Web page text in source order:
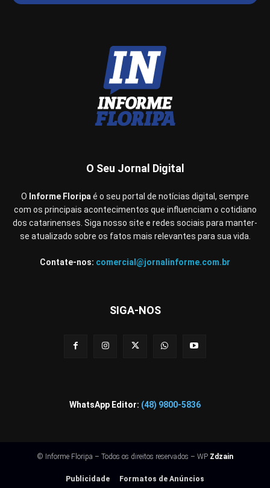
O Seu Jornal Digital
O Informe Floripaé o seu portal de notícias digital, sempre
com os principais acontecimentos que influenciam o cotidiano
dos catarinenses. Siga nosso site e redes sociais para manter-
se atualizado sobre os fatos mais relevantes para sua vida.
Contate-nos: comercial@jornalinforme.com.br
SIGA-NOS
WhatsApp Editor: (48) 9800-5836
© Informe Floripa – Todos os direitos reservados – WP Zdzain
Publicidade Formatos de Anúncios